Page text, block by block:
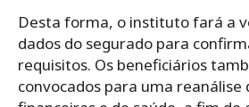
Desta forma, o instituto fará a
dados do segurado para
requisitos. Os beneficiários
convocados para uma reanálise